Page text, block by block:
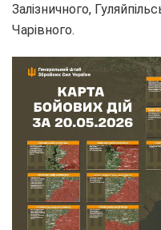
Залізничного,
Чарівного.